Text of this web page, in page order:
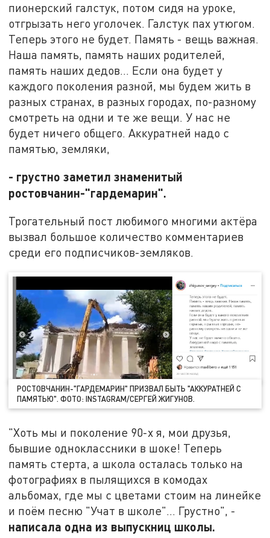
пионерский галстук, потом сидя на уроке,
отгрызать него уголочек. Галстук пах утюгом.
Теперь этого не будет. Память - вещь важная.
Наша память, память наших родителей,
память наших дедов... Если она будет у
каждого поколения разной, мы будем жить в
разных странах, в разных городах, по-разному
смотреть на одни и те же вещи. У нас не
будет ничего общего. Аккуратней надо с
памятью, земляки,
- грустно заметил знаменитый
ростовчанин-"гардемарин".
Трогательный пост любимого многими актёра
вызвал большое количество комментариев
среди его подписчиков-земляков.
РОСТОВЧАНИН-"ГАРДЕМАРИН" ПРИЗВАЛ БЫТЬ "АККУРАТНЕЙ С
ПАМЯТЬЮ". ФОТО: INSTAGRAM/СЕРГЕЙ ЖИГУНОВ.
"Хоть мы и поколение 90-х я, мои друзья,
бывшие одноклассники в шоке! Теперь
память стерта, а школа осталась только на
фотографиях в пылящихся в комодах
альбомах, где мы с цветами стоим на линейке
и поём песню "Учат в школе"... Грустно", -
написала одна из выпускниц школы.